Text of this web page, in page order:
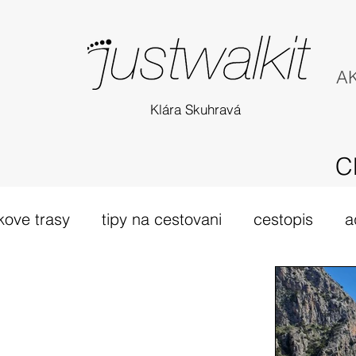
Klára Skuhravá
trasy tipy na cestovani cestopis
camino
dovolená